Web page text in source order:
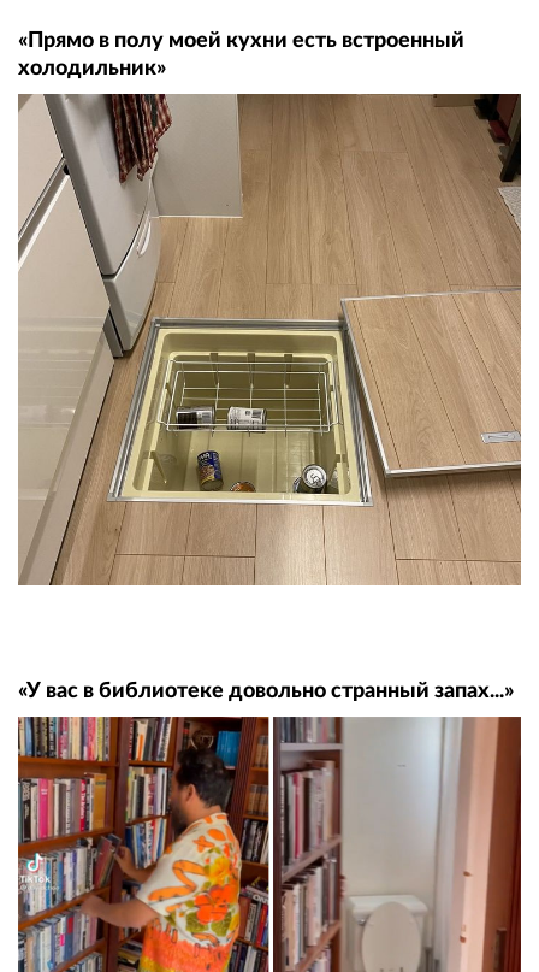
«Прямо в полу моей кухни есть встроенный
холодильник»
«У вас в библиотеке довольно странный запах...»